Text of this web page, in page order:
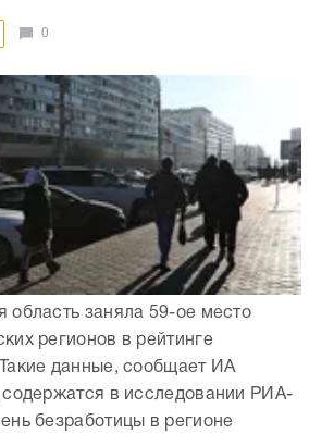
0
область заняла 59-ое место
регионов в рейтинге
данные, сообщает ИА
содержатся в исследовании РИА-
безработицы в регионе